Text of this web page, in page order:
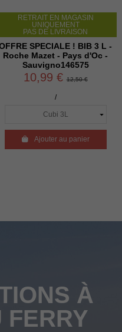
RETRAIT EN MAGASIN
UNIQUEMENT
PAS DE LIVRAISON
SPECIALE ! BIB 3 L -
Roche Mazet - Pays d'Oc -
Sauvigno146575
10,99 € 12,50 €
/
Ajouter au panier
À
FERRY